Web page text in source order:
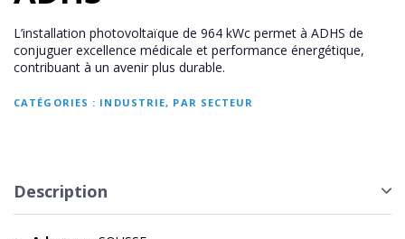
L’installation photovoltaïque de 964 kWc permet à ADHS de
conjuguer excellence médicale et performance énergétique,
contribuant à un avenir plus durable.
CATÉGORIES : INDUSTRIE, PAR SECTEUR
Description